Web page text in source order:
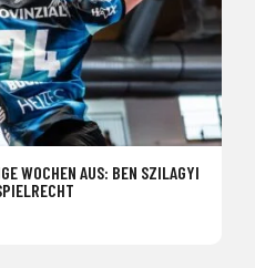
WOCHEN AUS: BEN SZILAGYI